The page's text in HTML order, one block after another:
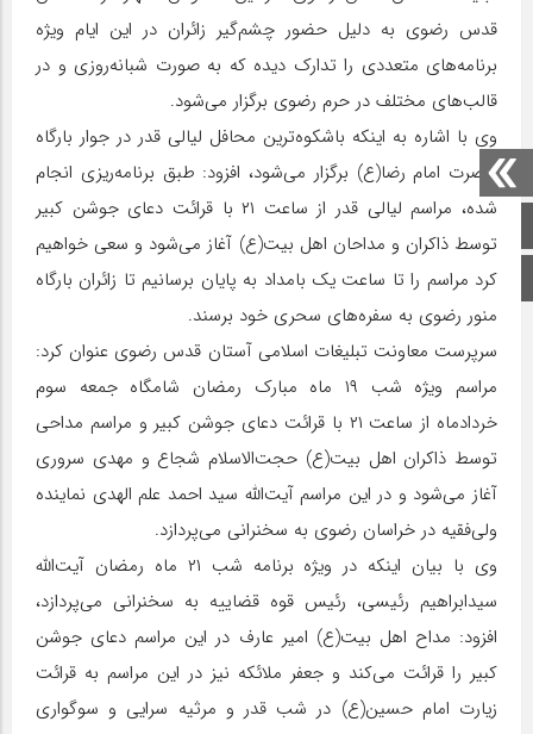
اینستاگرام
ﻗﺪس رﺿﻮی ﺑﻪ دلیل ﺣﻀﻮر ﭼﺸﻢﮔﯿﺮ زاﺋﺮان در این ایام ویژه
برنامه‌های متعددی را تدارک دیده که به صورت شبانه‌روزی و در
قالب‌های مختلف در حرم رضوی برگزار می‌شود.
وی با اشاره به اینکه باشکوه‌ترین محافل لیالی قدر در جوار بارگاه
حضرت امام رضا(ع) برگزار می‌شود، افزود: ﻃﺒﻖ ﺑﺮﻧﺎﻣﻪرﯾﺰی اﻧﺠﺎم
ﺷﺪه، ﻣﺮاﺳﻢ ﻟﯿﺎﻟﯽ ﻗﺪر از ﺳﺎﻋﺖ ۲۱ ﺑﺎ ﻗﺮاﺋﺖ دﻋﺎی ﺟﻮﺷﻦ ﮐﺒﯿﺮ
ﺗﻮﺳﻂ ذاﮐﺮان و مداحان اهل بیت(ع) آﻏﺎز ﻣﯽﺷﻮد و سعی خواهیم
کرد ﻣﺮاﺳﻢ را ﺗﺎ ﺳﺎﻋﺖ ﯾﮏ ﺑﺎﻣﺪاد ﺑﻪ ﭘﺎﯾﺎن ﺑﺮﺳﺎﻧﯿﻢ ﺗﺎ زاﺋﺮان ﺑﺎرﮔﺎه
ﻣﻨﻮر رﺿﻮی ﺑﻪ ﺳﻔﺮه‌های ﺳﺤﺮی ﺧﻮد ﺑﺮﺳﻨﺪ.
سرپرست معاونت تبلیغات اسلامی آستان قدس رضوی ﻋﻨﻮان ﮐﺮد:
ﻣﺮاﺳﻢ وﻳﮋه ﺷﺐ ۱۹ ﻣﺎه ﻣﺒﺎرک رﻣﻀﺎن شامگاه جمعه سوم
خردادماه از ﺳﺎﻋﺖ ۲۱ ﺑﺎ ﻗﺮاﺋﺖ دﻋﺎی ﺟﻮﺷﻦ ﮐﺒﯿﺮ و مراسم مداحی
ﺗﻮﺳﻂ ذاکران اهل ﺑﯿﺖ(ع) حجت‌الاسلام شجاع و مهدی سروری
آﻏﺎز می‌شود و در این مراسم آیت‌الله سید احمد علم الهدی نماینده
ولی‌فقیه در خراسان رضوی ﺑﻪ ﺳﺨﻨﺮاﻧﯽ می‌پردازد.
وی ﺑﺎ بیان اﻳﻨﻜﻪ در وﻳﮋه ﺑﺮﻧﺎﻣﻪ ﺷﺐ ۲۱ ماه رمضان آیت‌الله
سیدابراهیم رئیسی، رئیس قوه قضاییه به سخنرانی می‌پردازد،
افزود: ﻣﺪاح اهل بیت(ع) امیر عارف در اﻳﻦ ﻣﺮاﺳﻢ دﻋﺎی ﺟﻮﺷﻦ
ﻛﺒﯿﺮ را ﻗﺮاﺋﺖ می‌کند و جعفر ملائکه نیز در این مراسم به قرائت
زیارت امام حسین(ع) در شب قدر و مرثیه سرایی و سوگواری